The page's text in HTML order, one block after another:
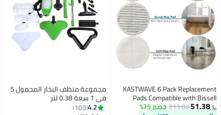
KASTWAVE 6 Pack Replacement
Pads Compatible with Bissell
Spinwave 2124, 2039A, 2307,
﷼‏51.38
213.02خصم 75%
مجموعة منظف البخار المحمول 5
في 1 سعة 0.38 لتر
4.2
103